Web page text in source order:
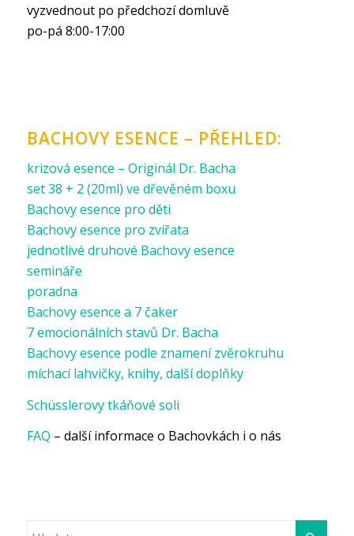
vyzvednout po předchozí domluvě
po-pá 8:00-17:00
BACHOVY ESENCE – PŘEHLED:
krizová esence – Originál Dr. Bacha
set 38 + 2 (20ml) ve dřevěném boxu
Bachovy esence pro děti
Bachovy esence pro zvířata
jednotlivé druhové Bachovy esence
semináře
poradna
Bachovy esence a 7 čaker
7 emocionálních stavů Dr. Bacha
Bachovy esence podle znamení zvěrokruhu
míchací lahvičky, knihy, další doplňky
Schüsslerovy tkáňové soli
FAQ – další informace o Bachovkách i o nás